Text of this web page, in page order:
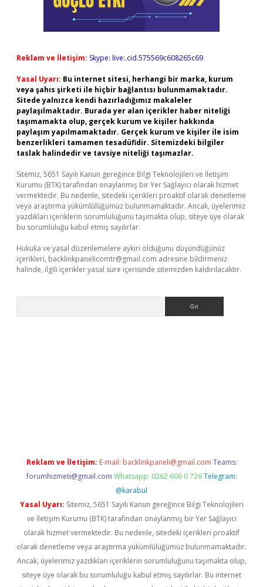
Reklam ve İletişim: Skype: live:.cid.575569c608265c69
Yasal Uyarı: Bu internet sitesi, herhangi bir marka, kurum
veya şahıs şirketi ile hiçbir bağlantısı bulunmamaktadır.
Sitede yalnızca kendi hazırladığımız makaleler
paylaşılmaktadır. Burada yer alan içerikler haber niteliği
taşımamakta olup, gerçek kurum ve kişiler hakkında
paylaşım yapılmamaktadır. Gerçek kurum ve kişiler ile isim
benzerlikleri tamamen tesadüfidir. Sitemizdeki bilgiler
taslak halindedir ve tavsiye niteliği taşımazlar.
Sitemiz, 5651 Sayılı Kanun gereğince Bilgi Teknolojileri ve İletişim
Kurumu (BTK) tarafından onaylanmış bir Yer Sağlayıcı olarak hizmet
vermektedir. Bu nedenle, sitedeki içerikleri proaktif olarak denetleme
veya araştırma yükümlülüğümüz bulunmamaktadır. Ancak, üyelerimiz
yazdıkları içeriklerin sorumluluğunu taşımakta olup, siteye üye olarak
bu sorumluluğu kabul etmiş sayılırlar.
Hukuka ve yasal düzenlemelere aykırı olduğunu düşündüğünüz
içerikleri, backlinkpanelicomtr@gmail.com adresine bildirmeniz
halinde, ilgili içerikler yasal süre içerisinde sitemizden kaldırılacaktır.
Reklam ve İletişim: E-mail: backlinkpaneli@gmail.com Teams:
forumhizmeti@gmail.com Whatsapp: 0262 606 0 726 Telegram:
@karabul
Yasal Uyarı: Sitemiz, 5651 Sayılı Kanun gereğince Bilgi Teknolojileri
ve İletişim Kurumu (BTK) tarafından onaylanmış bir Yer Sağlayıcı
olarak hizmet vermektedir. Bu nedenle, sitedeki içerikleri proaktif
olarak denetleme veya araştırma yükümlülüğümüz bulunmamaktadır.
Ancak, üyelerimiz yazdıkları içeriklerin sorumluluğunu taşımakta olup,
siteye üye olarak bu sorumluluğu kabul etmiş sayılırlar. Bu internet